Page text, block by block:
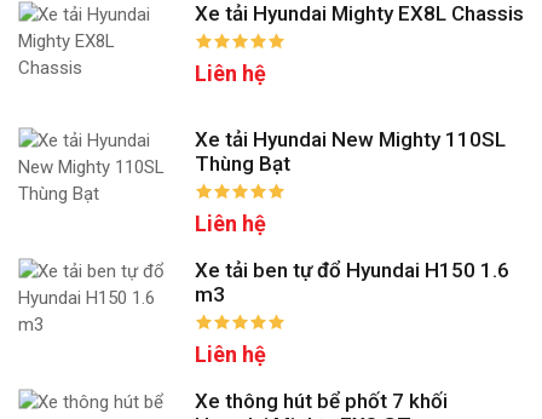
Xe tải Hyundai Mighty EX8L Chassis
Liên hệ
Xe tải Hyundai New Mighty 110SL
Thùng Bạt
Liên hệ
Xe tải ben tự đổ Hyundai H150 1.6
m3
Liên hệ
Xe thông hút bể phốt 7 khối